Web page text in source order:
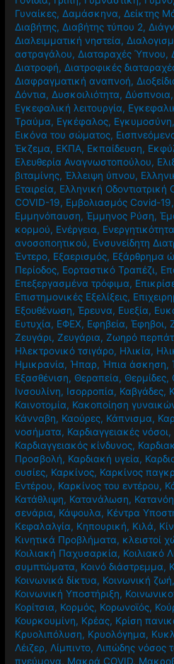
Γυναίκες, Δαμάσκηνα, Δείκτης
Διαβήτης, Διαβήτης τύπου 2,
Διαλειμματική νηστεία,
αστραγάλου, Διαταραχές Ύπνου,
Διατροφή, Διατροφικές
Διαφραγματική αναπνοή,
Δόντια, Δυσκοιλιότητα, Δύσπνοια,
Εγκεφαλική λειτουργία,
Τραύμα, Εγκέφαλος, Εγκυμοσύνη,
Εικόνα του σώματος,
Έκζεμα, ΕΚΠΑ, Εκπαίδευση,
Ελευθερία Αναγνωστοπούλου,
βιταμίνης,Έλλειψη ύπνου,
Εταιρεία, Ελληνική Οδοντιατρική
COVID-19, Εμβολιασμός Covid-19,
Εμμηνόπαυση,Έμμηνος Ρύση,
κορμού, Ενέργεια, Ενεργητικότητα
ανοσοποητικού, Ενσυνείδητη
Έντερο, Εξαερισμός, Εξάρθρημα
Περίοδος, Εορταστικό Τραπέζι,
Επεξεργασμένα τρόφιμα,
Επιστημονικές Εξελίξεις,
Εξουθένωση,Έρευνα, Ευεξία,
Ευτυχία, ΕΦΕΧ, Εφηβεία,Έφηβοι,
Ζευγάρι,Ζευγάρια,Ζωηρό
Ηλεκτρονικό τσιγάρο, Ηλικία,
Ημικρανία, Ήπαρ, Ήπια άσκηση,
Εξασθένιση, Θεραπεία, Θερμίδες,
Ινσουλίνη, Ισορροπία, Καβγάδες,
Καινοτομία, Κακοποίηση
Κάνναβη, Καούρες, Κάπνισμα,
νοσήματα, Καρδιαγγειακές νόσοι,
Καρδιαγγειακός κίνδυνος,
Προσβολή, Καρδιακή υγεία,
ουσίες, Καρκίνος, Καρκίνος
Εντέρου, Καρκίνος του εντέρου,
Κατάθλιψη, Κατανάλωση,
σενάρια, Κάψουλα, Κέντρα
Κεφαλαλγία, Κηπουρική, Κιλά,
Κινητικά Προβλήματα, κλειστοί
Κοιλιακή Παχυσαρκία, Κοιλιακό
συμπτώματα, Κοινό διάστρεμμα,
Κοινωνικά δίκτυα, Κοινωνική ζωή,
Κοινωνική Υποστήριξη,
Κορίτσια, Κορμός, Κορωνοϊός,
Κουρκουμίνη, Κρέας, Κρίση
Κρυολιπόλυση, Κρυολόγημα,
Λέιζερ, Λίμπιντο, Λιπώδης νόσος
πνεύμονα, Μακρά COVID,